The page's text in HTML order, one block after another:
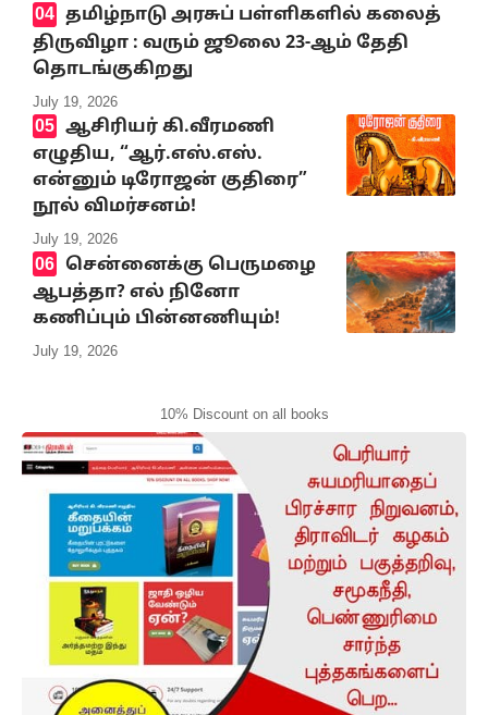
தமிழ்நாடு அரசுப் பள்ளிகளில் கலைத்
திருவிழா : வரும் ஜூலை 23-ஆம் தேதி
தொடங்குகிறது
July 19, 2026
ஆசிரியர் கி.வீரமணி
எழுதிய, “ஆர்.எஸ்.எஸ்.
என்னும் டிரோஜன் குதிரை”
நூல் விமர்சனம்!
July 19, 2026
சென்னைக்கு பெருமழை
ஆபத்தா? எல் நினோ
கணிப்பும் பின்னணியும்!
July 19, 2026
10% Discount on all books